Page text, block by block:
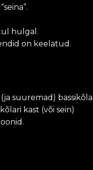
hulgal.
on keelatud.
suuremad)
kast (või sein)